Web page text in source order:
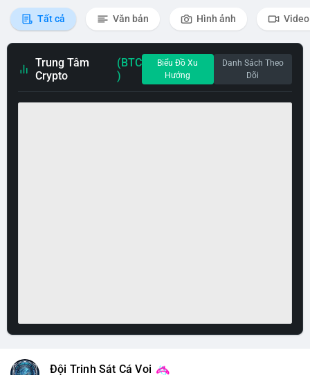
Tất cả Văn bản Hình ảnh Video
Trung Tâm
Crypto
(BTC
)
Biểu Đồ Xu
Hướng
Danh Sách Theo
Dõi
Đội Trinh Sát Cá Voi